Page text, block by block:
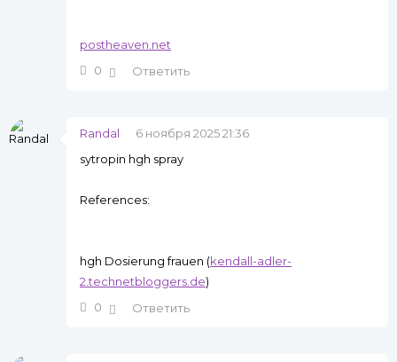
postheaven.net
0
Ответить
Randal
6 ноября 2025 21:36
sytropin hgh spray
References:
hgh Dosierung frauen (kendall-adler-
2.technetbloggers.de)
0
Ответить